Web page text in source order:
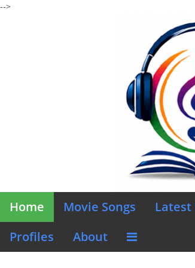
-->
Home Movie Songs Latest
Profiles
About